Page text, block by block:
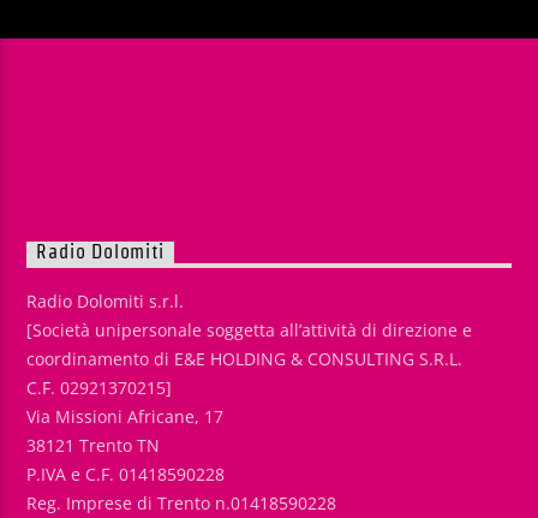
Radio Dolomiti
Radio Dolomiti s.r.l.
[Società unipersonale soggetta all’attività di direzione e
coordinamento di E&E HOLDING & CONSULTING S.R.L.
C.F. 02921370215]
Via Missioni Africane, 17
38121 Trento TN
P.IVA e C.F. 01418590228
Reg. Imprese di Trento n.01418590228